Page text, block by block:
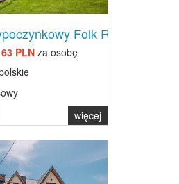
Folk Res...
63 PLNza osobę
więcej
Next